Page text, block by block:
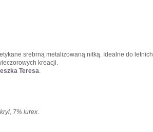
srebrną metalizowaną nitką. Idealne do letnich
kreacji.
Teresa
7% lurex.